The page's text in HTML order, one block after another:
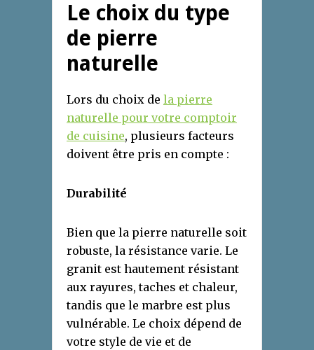
Le choix du type
de pierre
naturelle
Lors du choix de la pierre
naturelle pour votre comptoir
de cuisine, plusieurs facteurs
doivent être pris en compte :
Durabilité
Bien que la pierre naturelle soit
robuste, la résistance varie. Le
granit est hautement résistant
aux rayures, taches et chaleur,
tandis que le marbre est plus
vulnérable. Le choix dépend de
votre style de vie et de